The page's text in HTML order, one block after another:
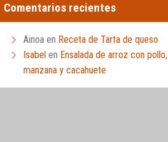
Comentarios recientes
Ainoa en Receta de Tarta de queso
Isabel en Ensalada de arroz con pollo,
manzana y cacahuete